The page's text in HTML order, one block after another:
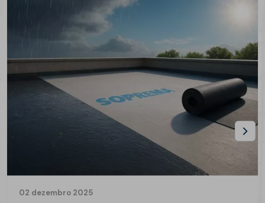
02 dezembro 2025